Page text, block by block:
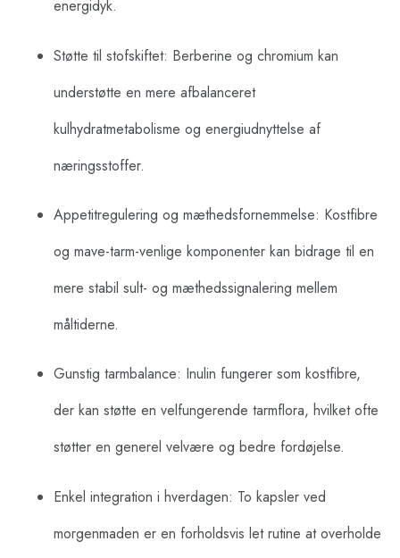
energidyk.
Støtte til stofskiftet: Berberine og chromium kan
understøtte en mere afbalanceret
kulhydratmetabolisme og energiudnyttelse af
næringsstoffer.
Appetitregulering og mæthedsfornemmelse: Kostfibre
og mave-tarm-venlige komponenter kan bidrage til en
mere stabil sult- og mæthedssignalering mellem
måltiderne.
Gunstig tarmbalance: Inulin fungerer som kostfibre,
der kan støtte en velfungerende tarmflora, hvilket ofte
støtter en generel velvære og bedre fordøjelse.
Enkel integration i hverdagen: To kapsler ved
morgenmaden er en forholdsvis let rutine at overholde